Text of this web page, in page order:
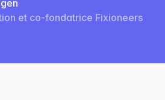
et co-fondatrice Fixioneers